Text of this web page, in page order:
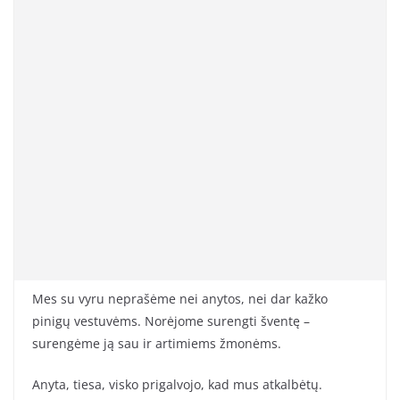
Mes su vyru neprašėme nei anytos, nei dar kažko
pinigų vestuvėms. Norėjome surengti šventę –
surengėme ją sau ir artimiems žmonėms.
Anyta, tiesa, visko prigalvojo, kad mus atkalbėtų.